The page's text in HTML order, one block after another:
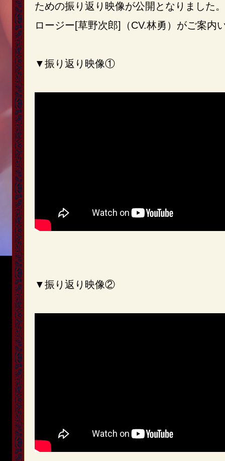
ための振り返り映像が公開となりました
ロージー[草野次郎]（CV.林勇）がご案内
▼振り返り映像①
▼振り返り映像②